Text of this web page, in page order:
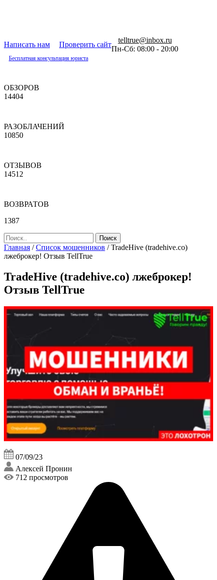
Написать нам Проверить сайт
telltrue@inbox.ru
Пн-Сб: 08:00 - 20:00
Бесплатная консультация юриста
ОБЗОРОВ
14404
РАЗОБЛАЧЕНИЙ
10850
ОТЗЫВОВ
14512
ВОЗВРАТОВ
1387
Главная /Список мошенников /TradeHive (tradehive.co)
лжеброкер! Отзыв TellTrue
TradeHive (tradehive.co) лжеброкер!
Отзыв TellTrue
07/09/23
Алексей Пронин
712 просмотров